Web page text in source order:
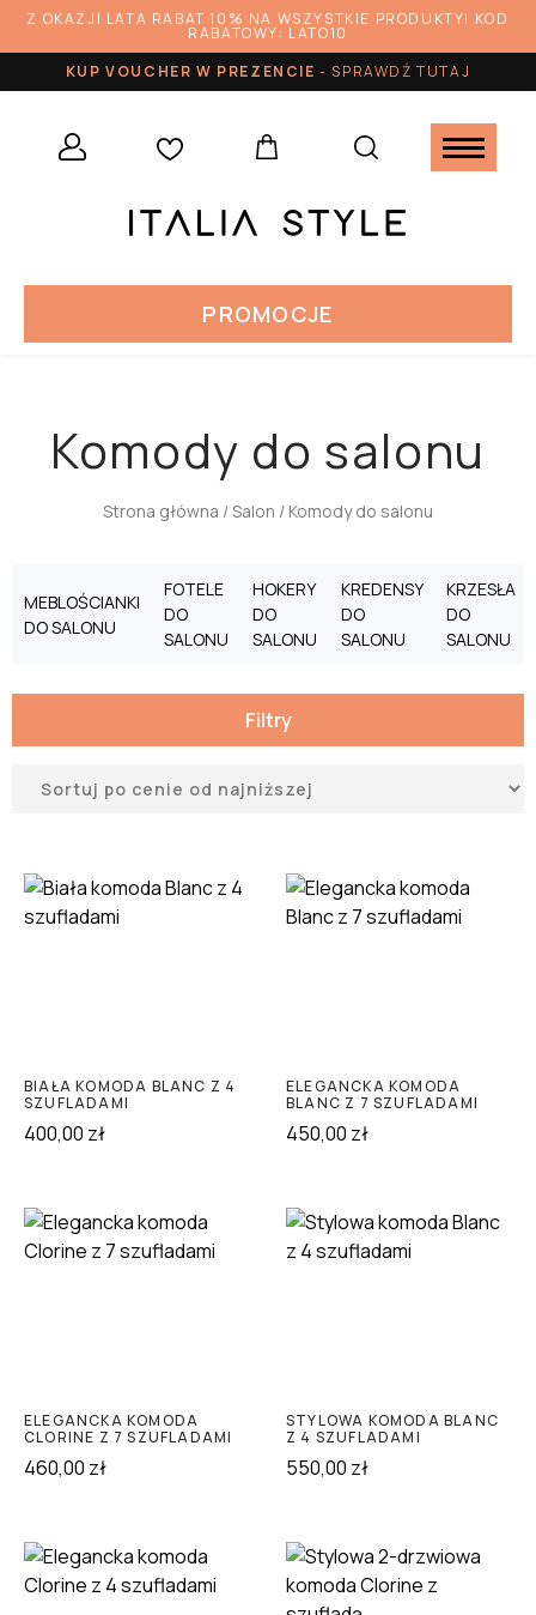
Z OKAZJI LATA RABAT 10% NA WSZYSTKIE PRODUKTY! KOD
RABATOWY: LATO10
KUP VOUCHER W PREZENCIE-SPRAWDŹ TUTAJ
PROMOCJE
Komody do salonu
Strona główna /Salon / Komody do salonu
MEBLOŚCIANKI
DO SALONU
FOTELE
DO
SALONU
HOKERY
DO
SALONU
KREDENSY
DO
SALONU
KRZESŁA
DO
SALONU
Filtry
BIAŁA KOMODA BLANC Z 4
SZUFLADAMI
400,00 zł
ELEGANCKA KOMODA
BLANC Z 7 SZUFLADAMI
450,00 zł
ELEGANCKA KOMODA
CLORINE Z 7 SZUFLADAMI
460,00 zł
STYLOWA KOMODA BLANC
Z 4 SZUFLADAMI
550,00 zł